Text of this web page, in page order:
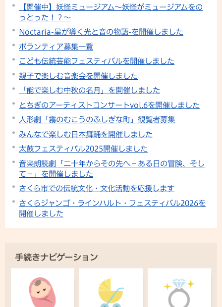
【開催中】妖怪ミュージアム～妖怪がミュージアムをの
っとった！？～
Noctaria-星が導く光と音の物語-を開催しました
ボランティア募集一覧
こども伝統芸能フェスティバルを開催しました
親子で楽しむ音楽会を開催しました
「能で楽しむ中秋の名月」を開催しました
とちぎのアーティストコンサートvol.6を開催しました
人形劇「霧のむこうのふしぎな町」観覧者募集
みんなで楽しむ日本舞踊を開催しました
太鼓フェスティバル2025開催しました
音楽朗読劇「二十年からその先へ－ある日の冒険、そし
て－」を開催しました
さくら市での伝統文化・文化活動を応援します
さくらジャンゴ・ラインハルト・フェスティバル2026を
開催しました
手続きナビゲーション